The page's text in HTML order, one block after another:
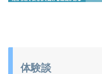
体験談